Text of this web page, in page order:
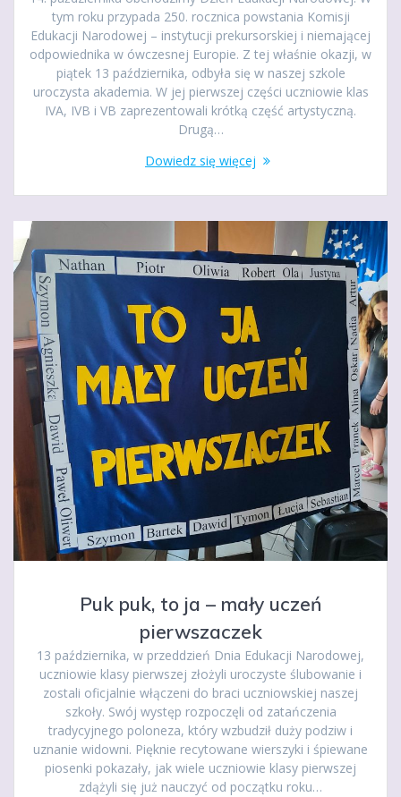
tym roku przypada 250. rocznica powstania Komisji
Edukacji Narodowej – instytucji prekursorskiej i niemającej
odpowiednika w ówczesnej Europie. Z tej właśnie okazji, w
piątek 13 października, odbyła się w naszej szkole
uroczysta akademia. W jej pierwszej części uczniowie klas
IVA, IVB i VB zaprezentowali krótką część artystyczną.
Drugą…
Dowiedz się więcej
Puk puk, to ja – mały uczeń
pierwszaczek
13 października, w przeddzień Dnia Edukacji Narodowej,
uczniowie klasy pierwszej złożyli uroczyste ślubowanie i
zostali oficjalnie włączeni do braci uczniowskiej naszej
szkoły. Swój występ rozpoczęli od zatańczenia
tradycyjnego poloneza, który wzbudził duży podziw i
uznanie widowni. Pięknie recytowane wierszyki i śpiewane
piosenki pokazały, jak wiele uczniowie klasy pierwszej
zdążyli się już nauczyć od początku roku…